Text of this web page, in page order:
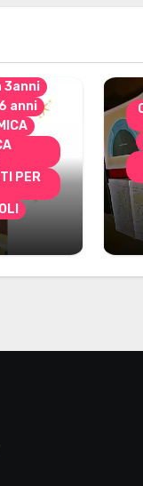
3anni
anni
PER
la